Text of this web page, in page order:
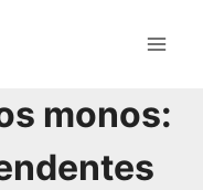
monos: